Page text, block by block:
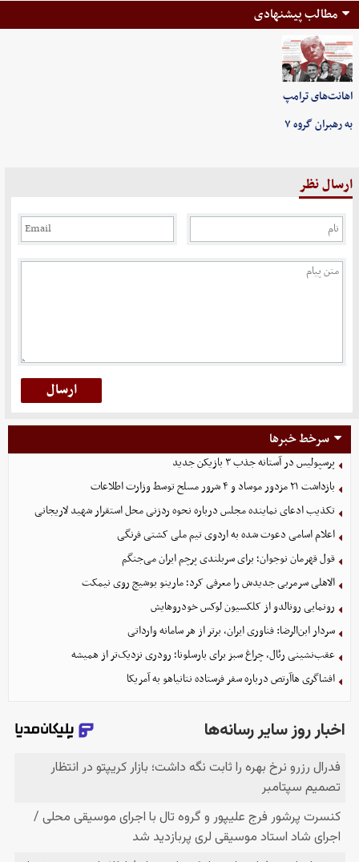
مطالب پیشنهادی
اهانت‌های ترامپ
به رهبران گروه ۷
ارسال نظر
سرخط خبرها
پرسپولیس در آستانه جذب ۳ بازیکن جدید
بازداشت ۲۱ مزدور موساد و ۴ شرور مسلح توسط وزارت اطلاعات
تکذیب ادعای نماینده مجلس درباره نحوه ردزنی محل استقرار شهید لاریجانی
اعلام اسامی دعوت شده به اردوی تیم ملی کشتی فرنگی
قول قهرمان نوجوان؛ برای سربلندی پرچم ایران می‌جنگم
الاهلی سرمربی جدیدش را معرفی کرد؛ مارینو بوشیچ روی نیمکت
رونمایی رونالدو از کلکسیون لوکس خودروهایش
سردار ابن‌الرضا: فناوری ایران، برتر از هر سامانه وارداتی
عقب‌نشینی رئال، چراغ سبز برای بارسلونا؛ رودری نزدیک‌تر از همیشه
افشاگری هاآرتص درباره سفر فرستاده نتانیاهو به آمریکا